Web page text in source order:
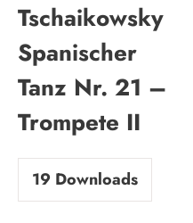
Tschaikowsky
Spanischer
Tanz Nr. 21 –
Trompete II
19 Downloads